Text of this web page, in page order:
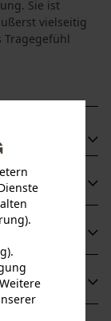
Sie ist
vielseitig
Tragegefühl
64 kann durch